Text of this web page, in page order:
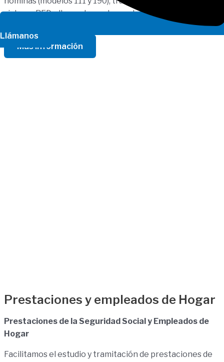
Llámanos
sistema RED y llevando a cabo cualquier otra gestión
Más Información
Prestaciones y empleados de Hogar
Prestaciones de la Seguridad Social y Empleados de
Hogar
Facilitamos el estudio y tramitación de prestaciones de